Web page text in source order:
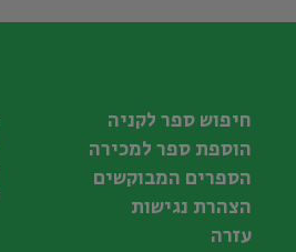
חיפוש ספר לקניה
הוספת ספר למכירה
הספרים המבוקשים
הצהרת נגישות
עזרה